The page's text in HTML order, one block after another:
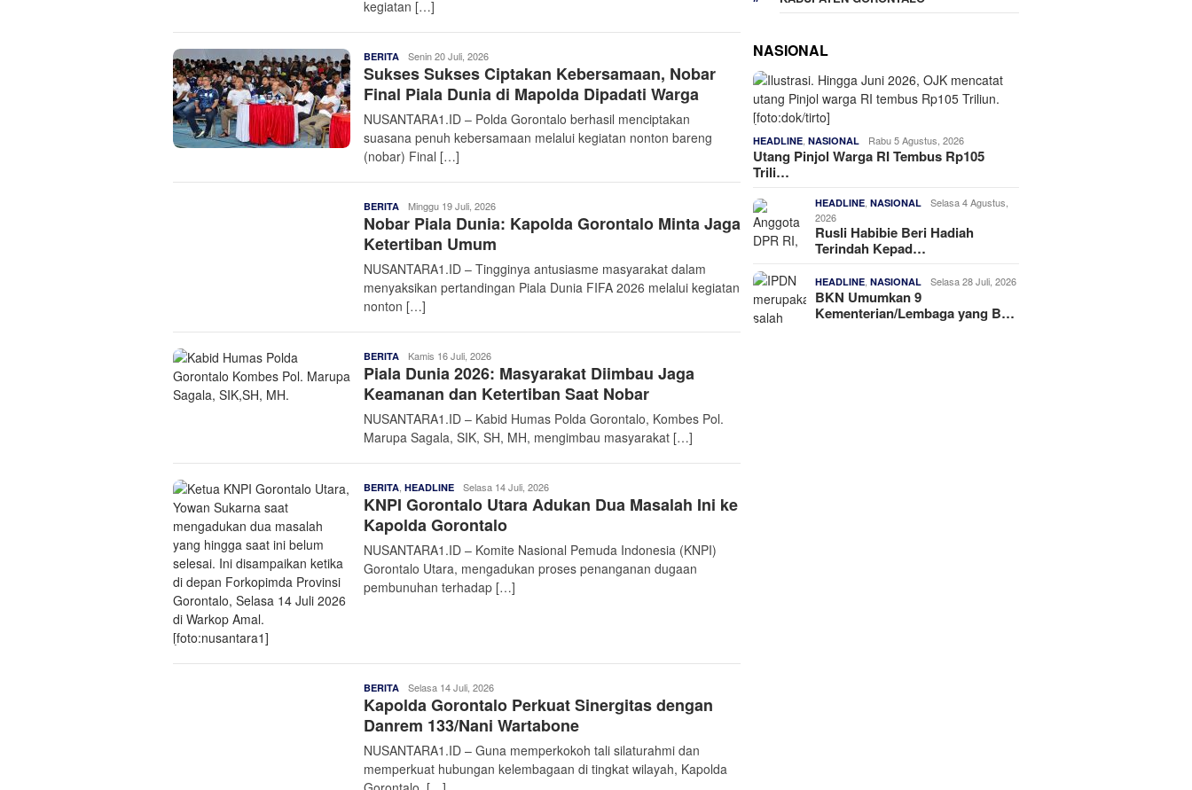
kegiatan […]
BERITA Admin
Nusantara
Senin 20 Juli, 2026
Sukses Sukses Ciptakan Kebersamaan, Nobar
Final Piala Dunia di Mapolda Dipadati Warga
NUSANTARA1.ID – Polda Gorontalo berhasil menciptakan
suasana penuh kebersamaan melalui kegiatan nonton bareng
(nobar) Final […]
BERITA Admin
Nusantara
Minggu 19 Juli, 2026
Nobar Piala Dunia: Kapolda Gorontalo Minta Jaga
Ketertiban Umum
NUSANTARA1.ID – Tingginya antusiasme masyarakat dalam
menyaksikan pertandingan Piala Dunia FIFA 2026 melalui kegiatan
nonton […]
BERITA Admin
Nusantara
Kamis 16 Juli, 2026
Piala Dunia 2026: Masyarakat Diimbau Jaga
Keamanan dan Ketertiban Saat Nobar
NUSANTARA1.ID – Kabid Humas Polda Gorontalo, Kombes Pol.
Marupa Sagala, SIK, SH, MH, mengimbau masyarakat […]
BERITA HEADLINE Admin
Nusantara
Selasa 14 Juli, 2026
KNPI Gorontalo Utara Adukan Dua Masalah Ini ke
Kapolda Gorontalo
NUSANTARA1.ID – Komite Nasional Pemuda Indonesia (KNPI)
Gorontalo Utara, mengadukan proses penanganan dugaan
pembunuhan terhadap […]
BERITA Admin
Nusantara
Selasa 14 Juli, 2026
Kapolda Gorontalo Perkuat Sinergitas dengan
Danrem 133/Nani Wartabone
NUSANTARA1.ID – Guna memperkokoh tali silaturahmi dan
memperkuat hubungan kelembagaan di tingkat wilayah, Kapolda
NASIONAL
HEADLINE ,NASIONAL Rabu 5 Agustus, 2026
Utang Pinjol Warga RI Tembus Rp105
Trili…
HEADLINE ,NASIONAL
Selasa 4 Agustus,
2026
Rusli Habibie Beri Hadiah
Terindah Kepad…
HEADLINE ,NASIONAL Selasa 28 Juli, 2026
BKN Umumkan 9
Kementerian/Lembaga yang B…